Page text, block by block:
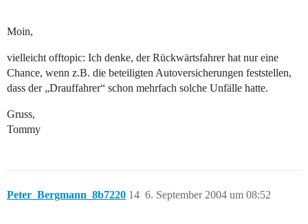
Moin,
vielleicht offtopic: Ich denke, der Rückwärtsfahrer hat nur eine
Chance, wenn z.B. die beteiligten Autoversicherungen feststellen,
dass der „Drauffahrer“ schon mehrfach solche Unfälle hatte.
Gruss,
Tommy
Peter_Bergmann_8b7220 6. September 2004 um 08:52
14